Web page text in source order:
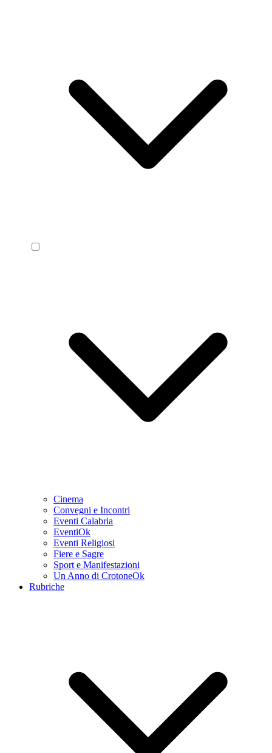
Cinema
Convegni e Incontri
Eventi Calabria
EventiOk
Eventi Religiosi
Fiere e Sagre
Sport e Manifestazioni
Un Anno di CrotoneOk
Rubriche